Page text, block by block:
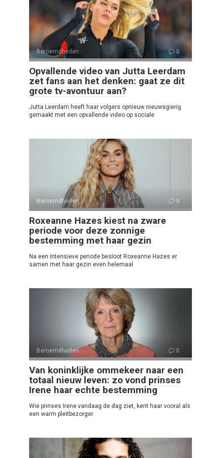
Beroemdheden 0
Opvallende video van Jutta Leerdam
zet fans aan het denken: gaat ze dit
grote tv-avontuur aan?
Jutta Leerdam heeft haar volgers opnieuw nieuwsgierig
gemaakt met een opvallende video op sociale
Beroemdheden 0
Roxeanne Hazes kiest na zware
periode voor deze zonnige
bestemming met haar gezin
Na een intensieve periode besloot Roxeanne Hazes er
samen met haar gezin even helemaal
Beroemdheden 0
Van koninklijke ommekeer naar een
totaal nieuw leven: zo vond prinses
Irene haar echte bestemming
Wie prinses Irene vandaag de dag ziet, kent haar vooral als
een warm pleitbezorger